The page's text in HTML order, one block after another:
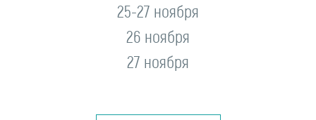
25-27 ноября
26 ноября
27 ноября